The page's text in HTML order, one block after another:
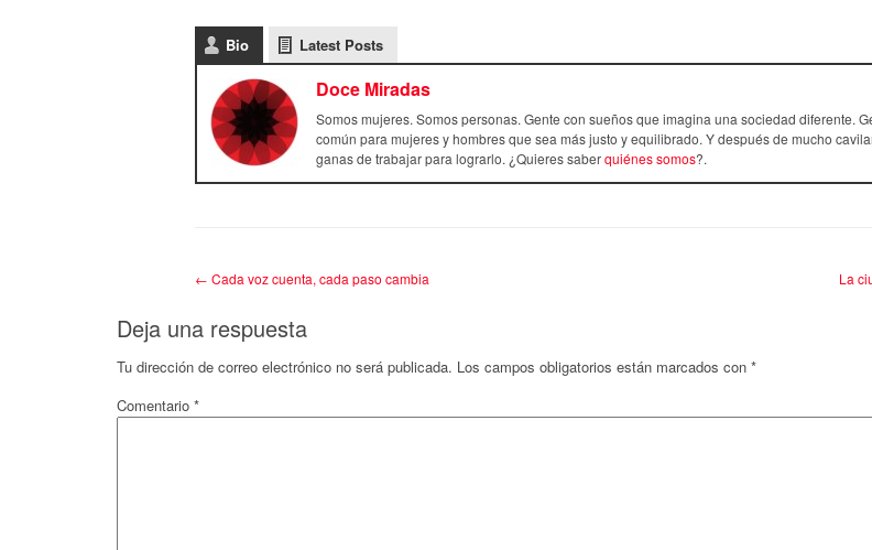
Bio Latest Posts
Doce Miradas
Somos mujeres. Somos personas. Gente con sueños que imagina una sociedad diferente.
común para mujeres y hombres que sea más justo y equilibrado. Y después de mucho
ganas de trabajar para lograrlo. ¿Quieres saberquiénes somos?.
← Cada voz cuenta, cada paso cambia La
Deja una respuesta
Tu dirección de correo electrónico no será publicada. Los campos obligatorios están marcados con*
Comentario*